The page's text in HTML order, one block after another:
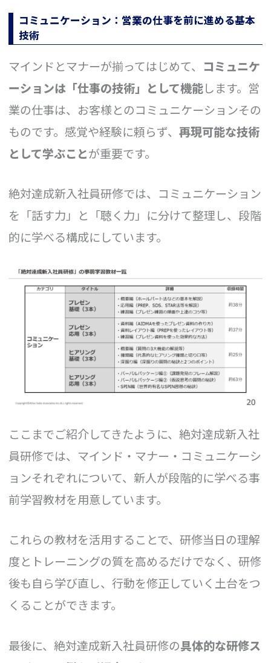
コミュニケーション：営業の仕事を前に進める基本
技術
マインドとマナーが揃ってはじめて、 コミュニケ
ーションは「仕事の技術」として機能します。営
業の仕事は、お客様とのコミュニケーションその
ものです。感覚や経験に頼らず、 再現可能な技術
として学ぶことが重要です。
絶対達成新入社員研修では、コミュニケーション
を「話す力」と「聴く力」に分けて整理し、段階
的に学べる構成にしています。
ここまでご紹介してきたように、絶対達成新入社
員研修では、マインド・マナー・コミュニケーシ
ョンそれぞれについて、新人が段階的に学べる事
前学習教材を用意しています。
これらの教材を活用することで、研修当日の理解
度とトレーニングの質を高めるだけでなく、研修
後も自ら学び直し、行動を修正していく土台をつ
くることができます。
最後に、絶対達成新入社員研修の具体的な研修ス